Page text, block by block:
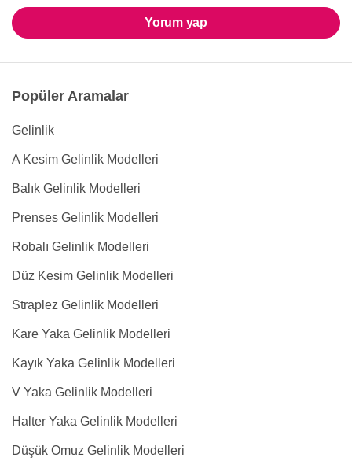
Yorum yap
Popüler Aramalar
Gelinlik
A Kesim Gelinlik Modelleri
Balık Gelinlik Modelleri
Prenses Gelinlik Modelleri
Robalı Gelinlik Modelleri
Düz Kesim Gelinlik Modelleri
Straplez Gelinlik Modelleri
Kare Yaka Gelinlik Modelleri
Kayık Yaka Gelinlik Modelleri
V Yaka Gelinlik Modelleri
Halter Yaka Gelinlik Modelleri
Düşük Omuz Gelinlik Modelleri